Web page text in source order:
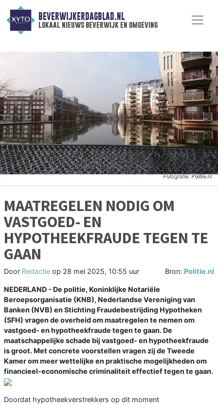
BEVERWIJKERDAGBLAD.NL
lokaal nieuws beverwijk en omgeving
MAATREGELEN NODIG OM
VASTGOED- EN
HYPOTHEEKFRAUDE TEGEN TE
GAAN
Door Redactie op 28 mei 2025, 10:55 uur Bron: Politie.nl
NEDERLAND - De politie, Koninklijke Notariële
Beroepsorganisatie (KNB), Nederlandse Vereniging van
Banken (NVB) en Stichting Fraudebestrijding Hypotheken
(SFH) vragen de overheid om maatregelen te nemen om
vastgoed- en hypotheekfraude tegen te gaan. De
maatschappelijke schade bij vastgoed- en hypotheekfraude
is groot. Met concrete voorstellen vragen zij de Tweede
Kamer om meer wettelijke en praktische mogelijkheden om
financieel-economische criminaliteit effectief tegen te gaan.
Doordat hypotheekverstrekkers op dit moment